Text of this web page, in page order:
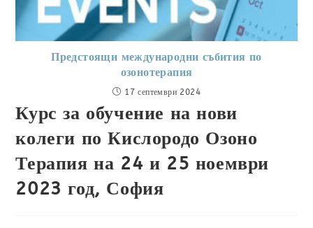
Предстоящи международни събития по
озонотерапия
17 септември 2024
Курс за обучение на нови
колеги по Кислородо Озоно
Терапия на 24 и 25 ноември
2023 год, София